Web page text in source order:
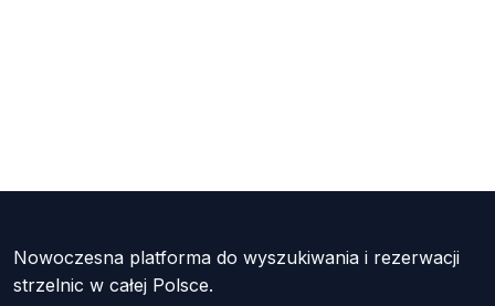
Nowoczesna platforma do wyszukiwania i rezerwacji
strzelnic w całej Polsce.